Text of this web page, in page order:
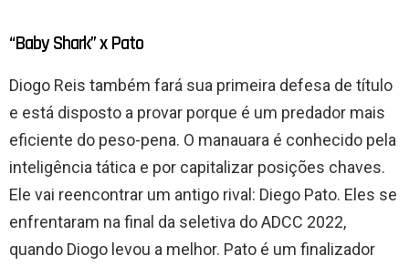
“Baby Shark” x Pato
Diogo Reis também fará sua primeira defesa de título
e está disposto a provar porque é um predador mais
eficiente do peso-pena. O manauara é conhecido pela
inteligência tática e por capitalizar posições chaves.
Ele vai reencontrar um antigo rival: Diego Pato. Eles se
enfrentaram na final da seletiva do ADCC 2022,
quando Diogo levou a melhor. Pato é um finalizador